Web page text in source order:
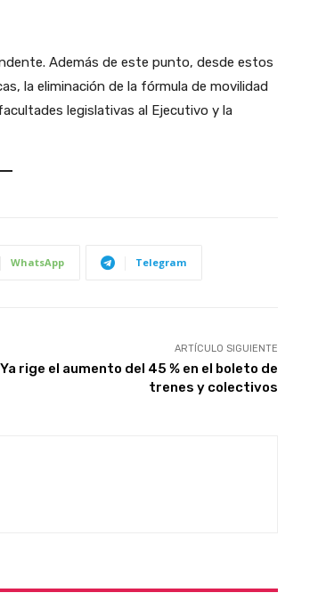
Además de este punto, desde estos
la eliminación de la fórmula de movilidad
legislativas al Ejecutivo y la
WhatsApp Telegram
ARTÍCULO SIGUIENTE
Ya rige el aumento del 45 % en el boleto de
trenes y colectivos